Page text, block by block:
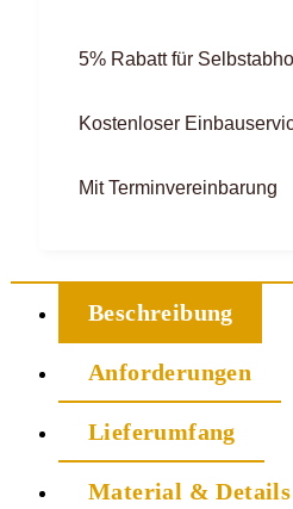
5% Rabatt für
Kostenloser
Mit Terminvereinbarung
Beschreibung
Anforderungen
Lieferumfang
Material & Details